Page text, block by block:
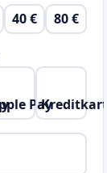
40 € 80 €
PayKreditkarte